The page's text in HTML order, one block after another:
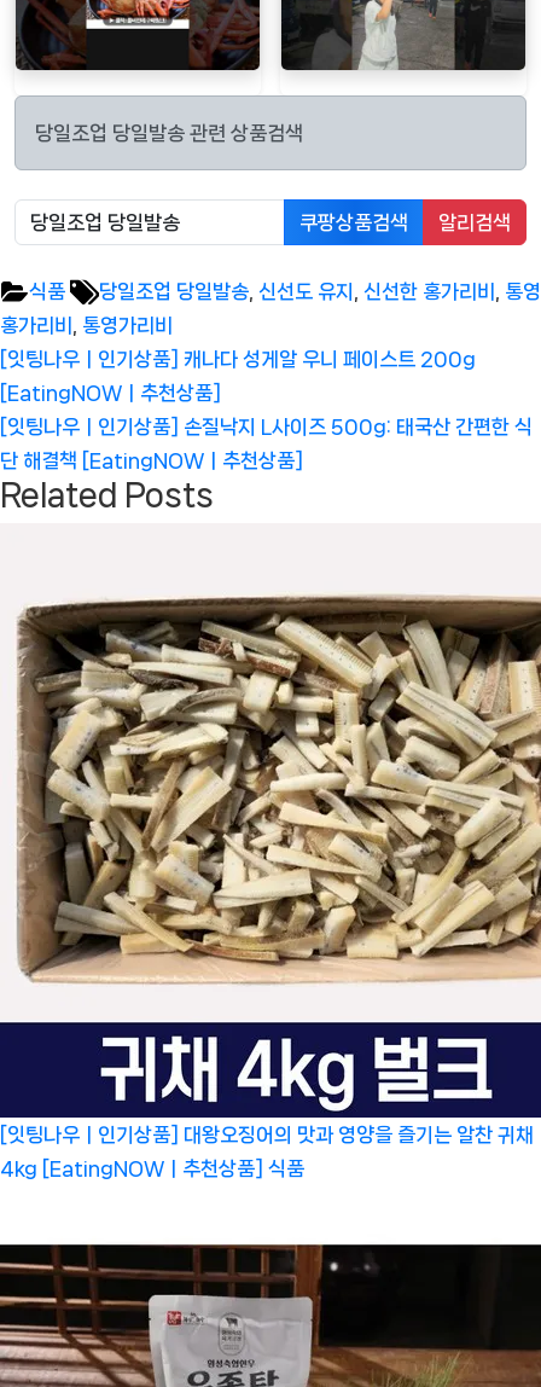
당일조업 당일발송 관련 상품검색
쿠팡상품검색 알리검색
식품 Tags:
당일조업 당일발송 신선도 유지 신선한 홍가리비
통영
홍가리비
통영가리비
글
탐
색
Previous
Post:
[잇팅나우ㅣ인기상품] 캐나다 성게알 우니 페이스트 200g
[EatingNOWㅣ추천상품]
Next
Post:
[잇팅나우ㅣ인기상품] 손질낙지 L사이즈 500g: 태국산 간편한 식
단 해결책 [EatingNOWㅣ추천상품]
Related Posts
[잇팅나우ㅣ인기상품] 대왕오징어의 맛과 영양을 즐기는 알찬 귀채
4kg [EatingNOWㅣ추천상품] 식품